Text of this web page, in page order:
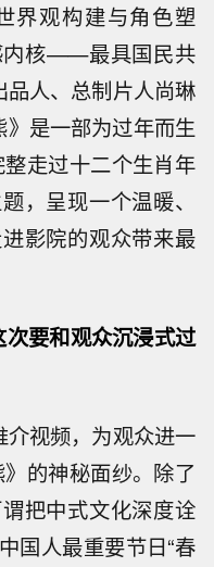
界观构建与角色塑
内核——最具国民共
品人、总制片人尚琳
》是一部为过年而生
走过十二个生肖年
，呈现一个温暖、
影院的观众带来最
要和观众沉浸式过
介视频，为观众进一
的神秘面纱。除了
把中式文化深度诠
人最重要节日“春